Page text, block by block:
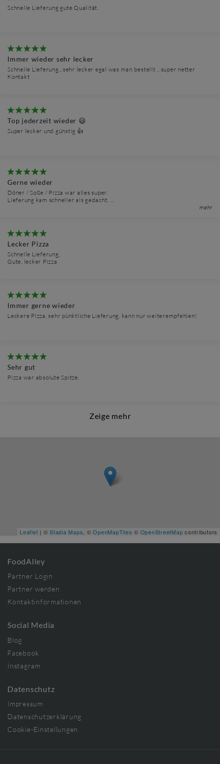
Schnelle Lieferung gute Qualität.
Immer wieder sehr lecker
Schnelle Lieferung...sehr lecker egal was man bestellt ...super netter
Kontakt
Top jederzeit wieder 😃
Super lecker und günstig 👍
Gerne wieder
Döner / Soße / Pizza war alles super.
Lieferung kam schneller als gedacht.
mehr
Lecker Pizza
Schnelle Lieferung,
Gute, lecker Pizza
Immer gerne wieder
Leckere Pizza, sehr pünktliche Lieferung, kann nur weiterempfehlen!
Sehr gut
Pizza war absolute Spitze.
Zeige mehr
Leaflet | © Stadia Maps , ©OpenMapTiles © OpenStreetMap contributors
FoodAlley
Partner Login
Partner werden
Kontaktinformationen
Social Media
Blog
Facebook
Instagram
Datenschutz
Impressum
Datenschutzerklärung
Cookie-Einstellungen